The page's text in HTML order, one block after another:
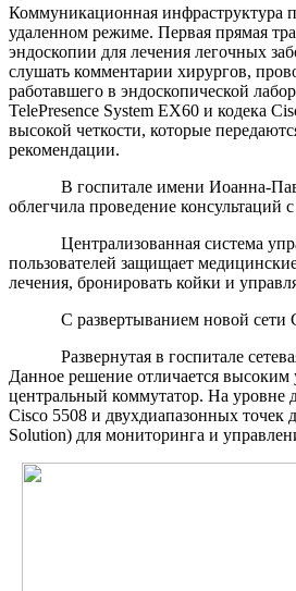
Коммуникационная инфраструктура
удаленном режиме. Первая прямая
эндоскопии для лечения легочных
слушать комментарии хирургов,
работавшего в эндоскопической
TelePresence System EX60 и кодека
высокой четкости, которые
рекомендации.
В госпитале имени Иоанна-Павла
облегчила проведение
Централизованная система
пользователей защищает
лечения, бронировать койки и
С развертыванием новой сети
Развернутая в госпитале сетевая
Данное решение отличается
центральный коммутатор. На уровне
Cisco 5508 и двухдиапазонных
Solution) для мониторинга и